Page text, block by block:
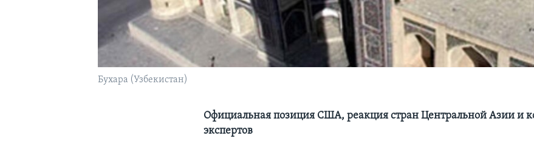
Бухара (Узбекистан)
Официальная позиция США, реакция стран Центральной Азии и
экспертов